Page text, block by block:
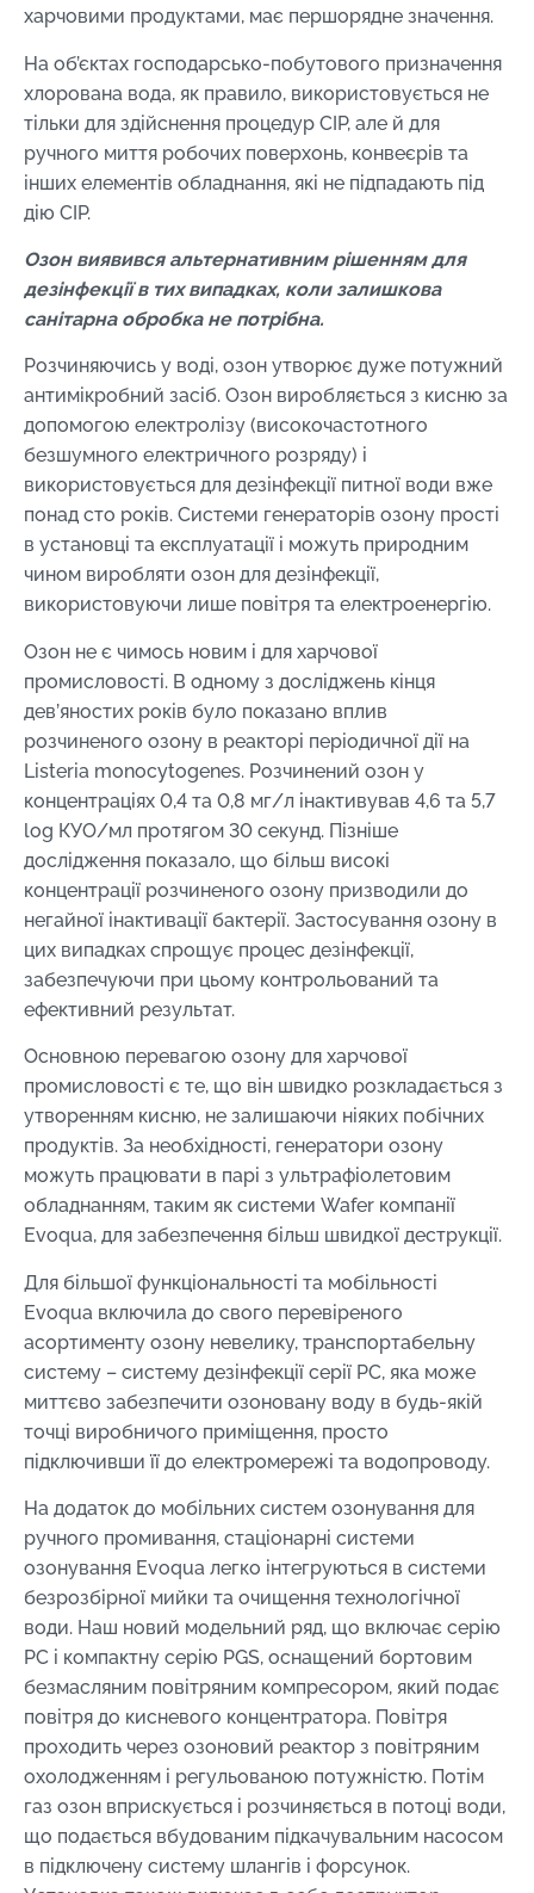
харчовими продуктами, має першорядне значення.
На об’єктах господарсько-побутового призначення
хлорована вода, як правило, використовується не
тільки для здійснення процедур CIP, але й для
ручного миття робочих поверхонь, конвеєрів та
інших елементів обладнання, які не підпадають під
дію CIP.
Озон виявився альтернативним рішенням для
дезінфекції в тих випадках, коли залишкова
санітарна обробка не потрібна.
Розчиняючись у воді, озон утворює дуже потужний
антимікробний засіб. Озон виробляється з кисню за
допомогою електролізу (високочастотного
безшумного електричного розряду) і
використовується для дезінфекції питної води вже
понад сто років. Системи генераторів озону прості
в установці та експлуатації і можуть природним
чином виробляти озон для дезінфекції,
використовуючи лише повітря та електроенергію.
Озон не є чимось новим і для харчової
промисловості. В одному з досліджень кінця
дев’яностих років було показано вплив
розчиненого озону в реакторі періодичної дії на
Listeria monocytogenes. Розчинений озон у
концентраціях 0,4 та 0,8 мг/л інактивував 4,6 та 5,7
log КУО/мл протягом 30 секунд. Пізніше
дослідження показало, що більш високі
концентрації розчиненого озону призводили до
негайної інактивації бактерії. Застосування озону в
цих випадках спрощує процес дезінфекції,
забезпечуючи при цьому контрольований та
ефективний результат.
Основною перевагою озону для харчової
промисловості є те, що він швидко розкладається з
утворенням кисню, не залишаючи ніяких побічних
продуктів. За необхідності, генератори озону
можуть працювати в парі з ультрафіолетовим
обладнанням, таким як системи Wafer компанії
Evoqua, для забезпечення більш швидкої деструкції.
Для більшої функціональності та мобільності
Evoqua включила до свого перевіреного
асортименту озону невелику, транспортабельну
систему – систему дезінфекції серії PC, яка може
миттєво забезпечити озоновану воду в будь-якій
точці виробничого приміщення, просто
підключивши її до електромережі та водопроводу.
На додаток до мобільних систем озонування для
ручного промивання, стаціонарні системи
озонування Evoqua легко інтегруються в системи
безрозбірної мийки та очищення технологічної
води. Наш новий модельний ряд, що включає серію
PC і компактну серію PGS, оснащений бортовим
безмасляним повітряним компресором, який подає
повітря до кисневого концентратора. Повітря
проходить через озоновий реактор з повітряним
охолодженням і регульованою потужністю. Потім
газ озон вприскується і розчиняється в потоці води,
що подається вбудованим підкачувальним насосом
в підключену систему шлангів і форсунок.